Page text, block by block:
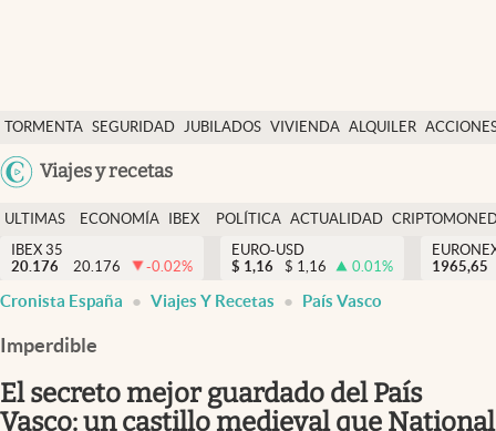
TORMENTA SEGURIDAD JUBILADOS VIVIENDA ALQUILER
USA
Viajes y recetas
Economía y finanzas
Política
Actualidad
Criptomonedas
España
ULTIMAS
NOTICIAS
ECONOMÍA
FINANZAS
IBEX
EURO
POLÍTICA ACTUALIDAD
IBEX 35
20.176
20.176 -0.02%
EURO-USD
$ 1,16 $ 1,16 0.01%
1965,65
Cronista España Viajes Y Recetas País Vasco
Imperdible
El secreto mejor guardado del País
Vasco: un castillo medieval que National